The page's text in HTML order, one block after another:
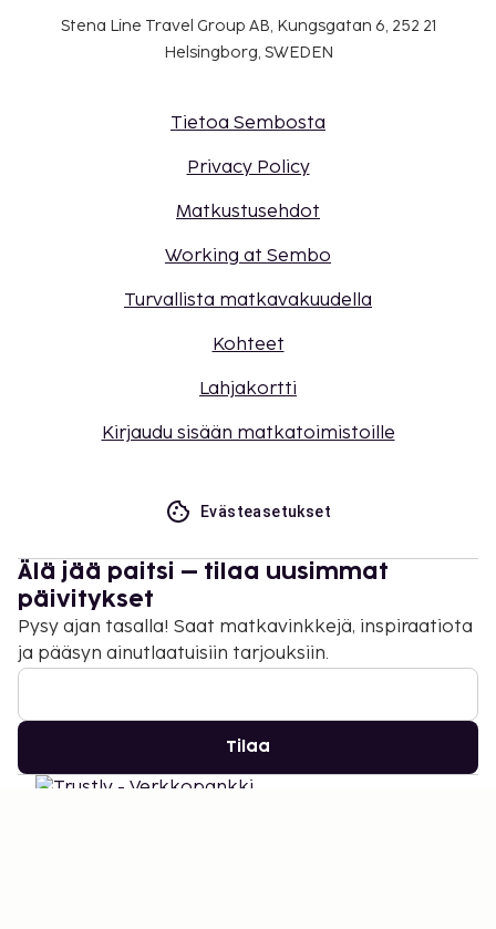
Stena Line Travel Group AB, Kungsgatan 6, 252 21
Helsingborg, SWEDEN
Tietoa Sembosta
Privacy Policy
Matkustusehdot
Working at Sembo
Turvallista matkavakuudella
Kohteet
Lahjakortti
Kirjaudu sisään matkatoimistoille
Evästeasetukset
Älä jää paitsi – tilaa uusimmat
päivitykset
Pysy ajan tasalla! Saat matkavinkkejä, inspiraatiota
ja pääsyn ainutlaatuisiin tarjouksiin.
Tilaa